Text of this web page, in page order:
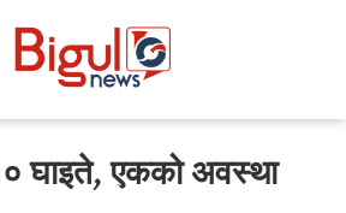
घाइते, एकको अवस्था